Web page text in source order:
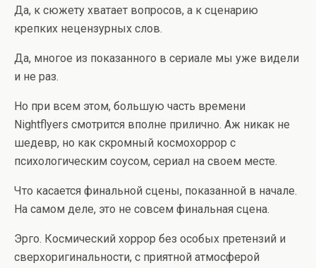
Да, к сюжету хватает вопросов, а к сценарию
крепких нецензурных слов.
Да, многое из показанного в сериале мы уже видели
и не раз.
Но при всем этом, большую часть времени
Nightflyers смотрится вполне прилично. Аж никак не
шедевр, но как скромный космохоррор с
психологическим соусом, сериал на своем месте.
Что касается финальной сцены, показанной в начале.
На самом деле, это не совсем финальная сцена.
Эрго. Космический хоррор без особых претензий и
сверхоригинальности, с приятной атмосферой